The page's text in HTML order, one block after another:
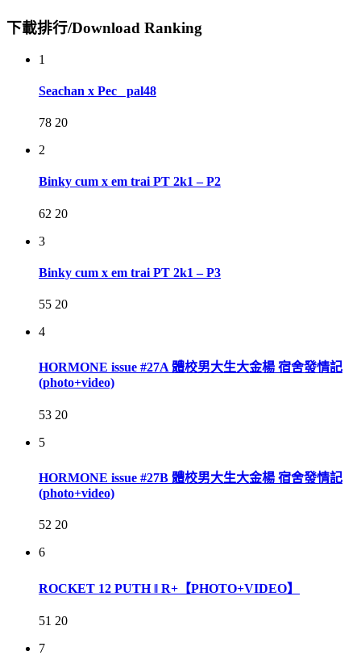
下載排行/Download Ranking
1
Seachan x Pec_ pal48
78 20
2
Binky cum x em trai PT 2k1 – P2
62 20
3
Binky cum x em trai PT 2k1 – P3
55 20
4
HORMONE issue #27A 體校男大生大金楊 宿舍發情記
(photo+video)
53 20
5
HORMONE issue #27B 體校男大生大金楊 宿舍發情記
(photo+video)
52 20
6
ROCKET 12 PUTH ‖ R+【PHOTO+VIDEO】
51 20
7